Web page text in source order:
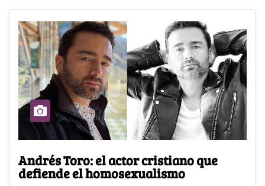
Andrés Toro: el actor cristiano que
defiende el homosexualismo